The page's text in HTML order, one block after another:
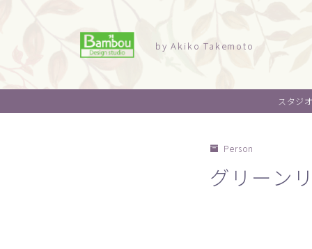
by Akiko Takemoto
スタジ
Person
グリーン